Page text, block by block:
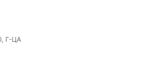
Г-ЦА